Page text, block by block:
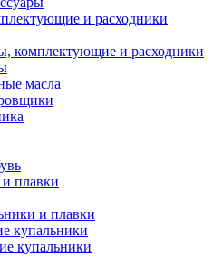
и расходники
комплектующие и расходники
масла
плавки
и плавки
купальники
купальники